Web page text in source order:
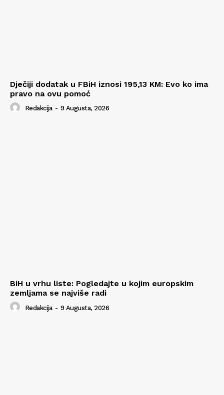
Dječiji dodatak u FBiH iznosi 195,13 KM: Evo ko ima
pravo na ovu pomoć
Redakcija - 9 Augusta, 2026
BiH u vrhu liste: Pogledajte u kojim europskim
zemljama se najviše radi
Redakcija - 9 Augusta, 2026